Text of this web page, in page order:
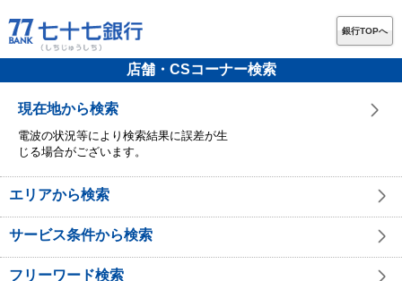
銀行TOPへ
店舗・CSコーナー検索
現在地から検索
電波の状況等により検索結果に誤差が生
じる場合がございます。
エリアから検索
サービス条件から検索
フリーワード検索